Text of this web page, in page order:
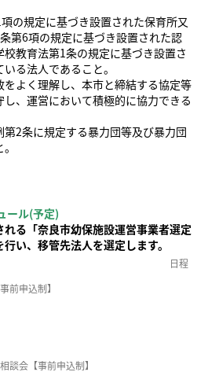
の規定に基づき設置された保育所又
第6項の規定に基づき設置された認
教育法第1条の規定に基づき設置さ
る法人であること。
よく理解し、本市と締結する協定等
、運営において積極的に協力できる
2条に規定する暴力団等及び暴力団
ール(予定)
る「奈良市幼保施設運営事業者選定
い、移管先法人を選定します。
日程
前申込制】
談会【事前申込制】